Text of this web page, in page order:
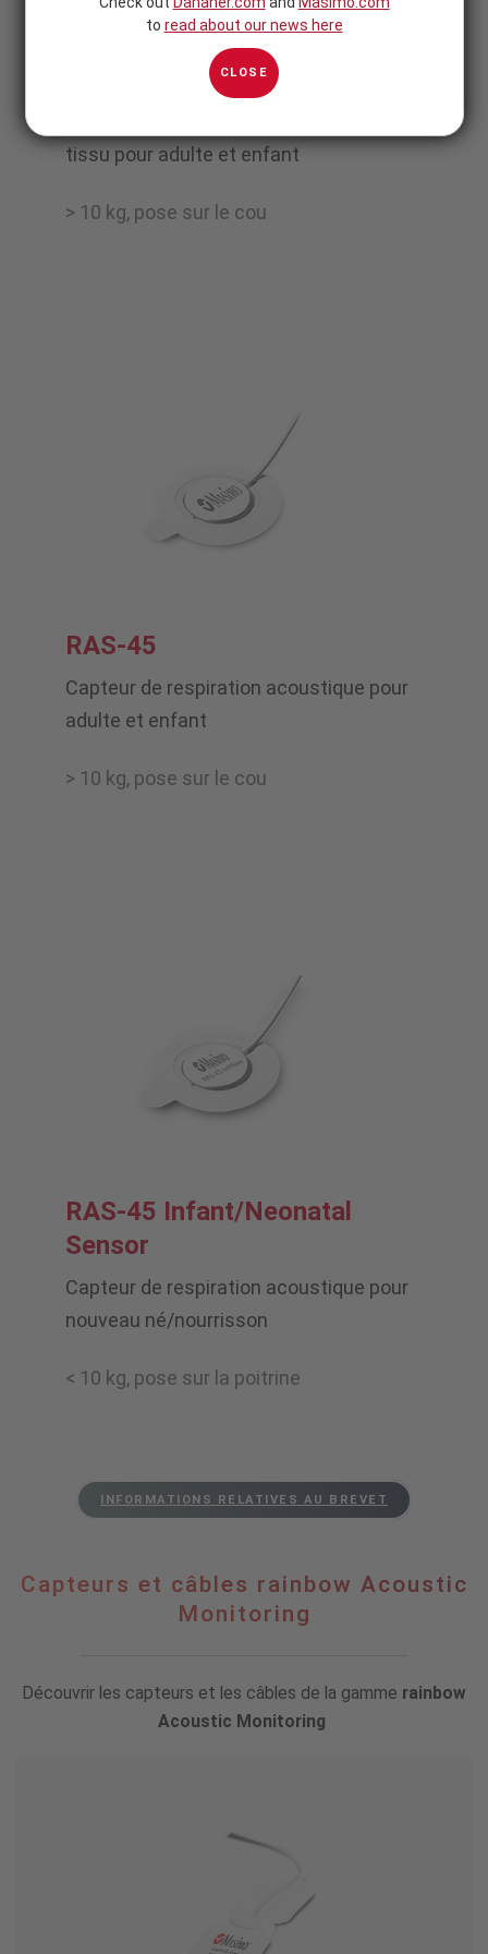
tissu pour adulte et enfant
> 10 kg, pose sur le cou
RAS-45
Capteur de respiration acoustique pour
adulte et enfant
> 10 kg, pose sur le cou
RAS-45 Infant/Neonatal
Sensor
Capteur de respiration acoustique pour
nouveau né/nourrisson
< 10 kg, pose sur la poitrine
INFORMATIONS RELATIVES AU BREVET
Capteurs et câbles rainbow Acoustic
Monitoring
Découvrir les capteurs et les câbles de la gamme rainbow
Acoustic Monitoring
to read about our news here
CLOSE